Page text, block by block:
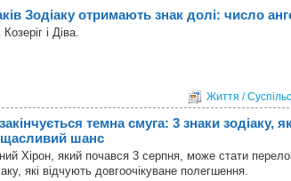
Зодіаку отримають знак долі: число
і Діва.
Життя /
темна смуга: 3 знаки зодіаку,
шанс
Хірон, який почався 3 серпня, може стати
які відчують довгоочікуване полегшення.